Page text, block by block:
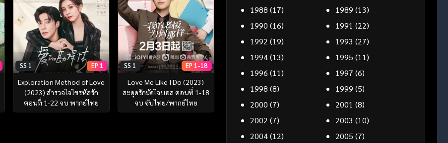
SS 1 EP 1
Exploration Method of Love
(2023) สำรวจใจไขรหัสรัก
ตอนที่ 1-22 จบ พากย์ไทย
SS 1 EP 1-18
Love Me Like I Do (2023)
สะดุดรักมัดใจบอส ตอนที่ 1-18
จบ ซับไทย/พากย์ไทย
1988 (17) 1989 (13)
1990 (16) 1991 (22)
1992 (19) 1993 (27)
1994(13) 1995 (11)
1996 (11) 1997 (6)
1998 (8) 1999 (5)
2000 (7) 2001 (8)
2002 (7) 2003 (10)
2004(12) 2005 (7)